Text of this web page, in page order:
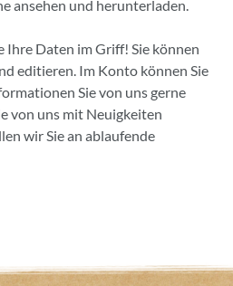
ansehen und herunterladen.
Ihre Daten im Griff! Sie können
editieren. Im Konto können Sie
Sie von uns gerne
von uns mit Neuigkeiten
wir Sie an ablaufende